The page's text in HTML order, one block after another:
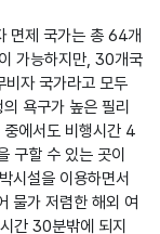
면제 국가는 총 64개
가능하지만, 30개국
비자 국가라고 모두
욕구가 높은 필리
에서도 비행시간 4
구할 수 있는 곳이
시설을 이용하면서
물가 저렴한 해외 여
간 30분밖에 되지